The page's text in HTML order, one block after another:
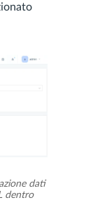
dati
dentro